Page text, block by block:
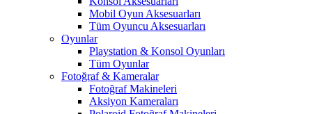
Mobil Oyun Aksesuarları
Tüm Oyuncu Aksesuarları
Oyunlar
Playstation & Konsol Oyunları
Tüm Oyunlar
Fotoğraf & Kameralar
Fotoğraf Makineleri
Aksiyon Kameraları